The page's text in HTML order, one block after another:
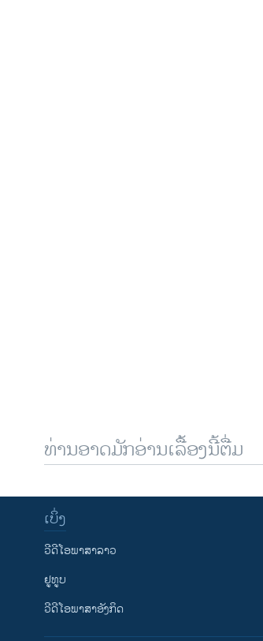
ທ່ານອາດມັກອ່ານເລື້ອງນີ້ຕື່ມ
ເບິ່ງ
ວີດີໂອພາສາລາວ
ຢູທູບ
ວີດີໂອພາສາອັງກິດ